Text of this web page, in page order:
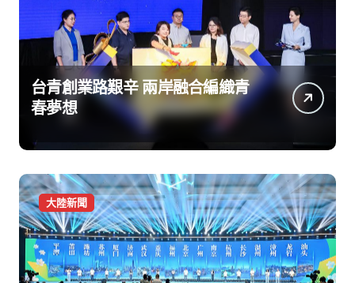
台青創業路艱辛 兩岸融合編織青
春夢想
大陸新聞